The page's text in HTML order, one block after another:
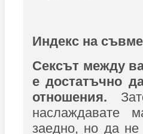
Индекс на
Сексът между
е достатъчно
отношения.
наслаждавате
заедно, но да не